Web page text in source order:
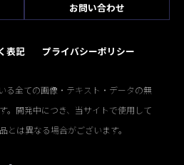
お問い合わせ
表記 プライバシーポリシー
る全ての画像・テキスト・データの無
。開発中につき、当サイトで使用して
とは異なる場合がございます。